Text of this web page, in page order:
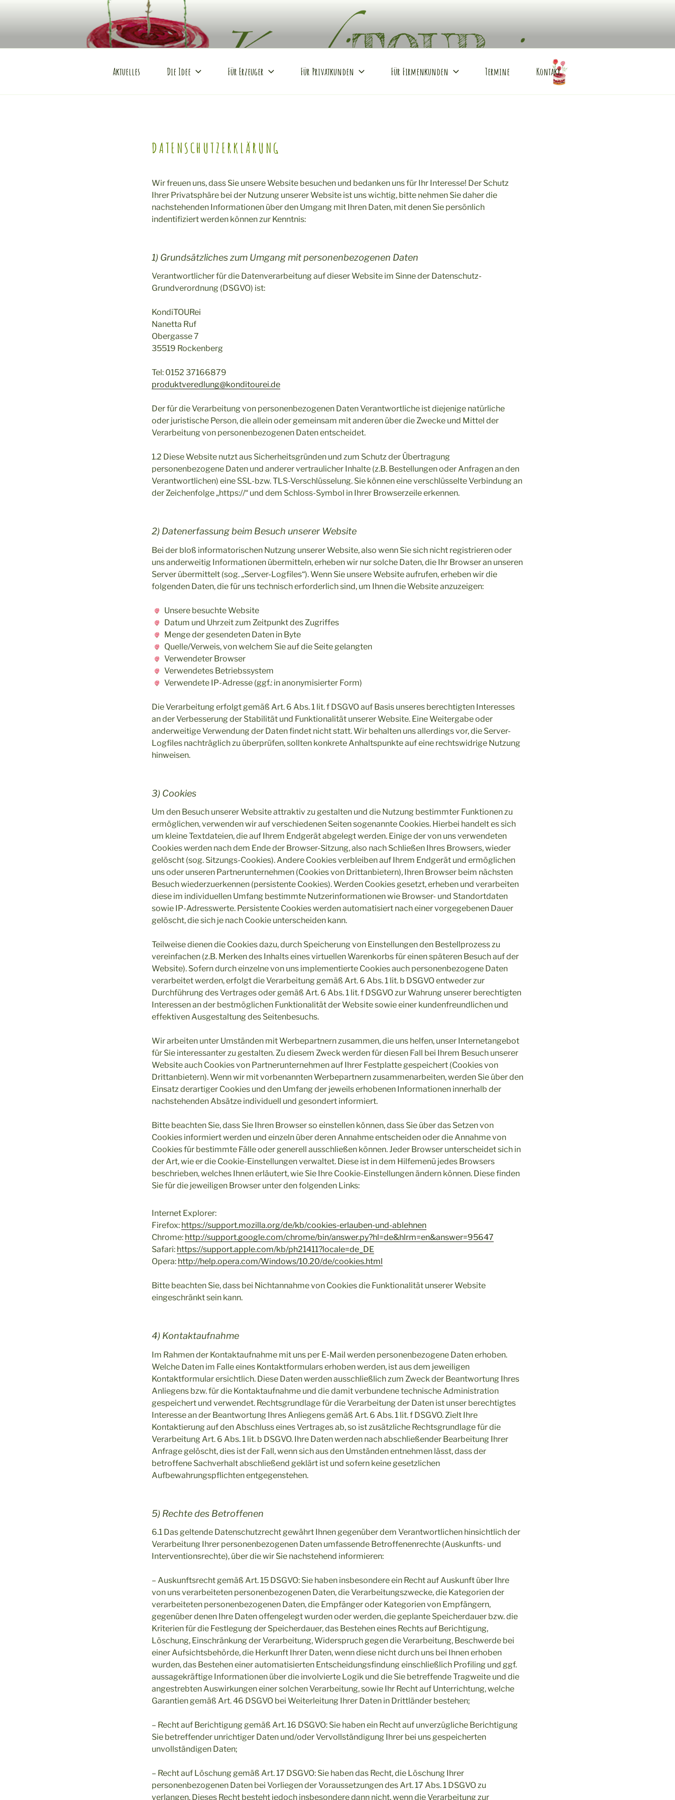
KONDITOUREI
Mobile Produktveredlung am Hof
Aktuelles Die Idee Für Erzeuger Für Privatkunden Für Firmenkunden Termine Kontakt
DATENSCHUTZERKLÄRUNG
Wir freuen uns, dass Sie unsere Website besuchen und bedanken uns für Ihr Interesse! Der Schutz
Ihrer Privatsphäre bei der Nutzung unserer Website ist uns wichtig, bitte nehmen Sie daher die
nachstehenden Informationen über den Umgang mit Ihren Daten, mit denen Sie persönlich
indentifiziert werden können zur Kenntnis:​
1) Grundsätzliches zum Umgang mit personenbezogenen Daten
Verantwortlicher für die Datenverarbeitung auf dieser Website im Sinne der Datenschutz-
Grundverordnung (DSGVO) ist:
KondiTOURei
Nanetta Ruf
Obergasse 7
35519 Rockenberg
Tel: 0152 37166879
produktveredlung@konditourei.de
Der für die Verarbeitung von personenbezogenen Daten Verantwortliche ist diejenige natürliche
oder juristische Person, die allein oder gemeinsam mit anderen über die Zwecke und Mittel der
Verarbeitung von personenbezogenen Daten entscheidet.
1.2 Diese Website nutzt aus Sicherheitsgründen und zum Schutz der Übertragung
personenbezogene Daten und anderer vertraulicher Inhalte (z.B. Bestellungen oder Anfragen an den
Verantwortlichen) eine SSL-bzw. TLS-Verschlüsselung. Sie können eine verschlüsselte Verbindung an
der Zeichenfolge „https://“ und dem Schloss-Symbol in Ihrer Browserzeile erkennen.
2) Datenerfassung beim Besuch unserer Website
Bei der bloß informatorischen Nutzung unserer Website, also wenn Sie sich nicht registrieren oder
uns anderweitig Informationen übermitteln, erheben wir nur solche Daten, die Ihr Browser an unseren
Server übermittelt (sog. „Server-Logfiles“). Wenn Sie unsere Website aufrufen, erheben wir die
folgenden Daten, die für uns technisch erforderlich sind, um Ihnen die Website anzuzeigen:
Unsere besuchte Website
Datum und Uhrzeit zum Zeitpunkt des Zugriffes
Menge der gesendeten Daten in Byte
Quelle/Verweis, von welchem Sie auf die Seite gelangten
Verwendeter Browser
Verwendetes Betriebssystem
Verwendete IP-Adresse (ggf.: in anonymisierter Form)
Die Verarbeitung erfolgt gemäß Art. 6 Abs. 1 lit. f DSGVO auf Basis unseres berechtigten Interesses
an der Verbesserung der Stabilität und Funktionalität unserer Website. Eine Weitergabe oder
anderweitige Verwendung der Daten findet nicht statt. Wir behalten uns allerdings vor, die Server-
Logfiles nachträglich zu überprüfen, sollten konkrete Anhaltspunkte auf eine rechtswidrige Nutzung
hinweisen.
3) Cookies
Um den Besuch unserer Website attraktiv zu gestalten und die Nutzung bestimmter Funktionen zu
ermöglichen, verwenden wir auf verschiedenen Seiten sogenannte Cookies. Hierbei handelt es sich
um kleine Textdateien, die auf Ihrem Endgerät abgelegt werden. Einige der von uns verwendeten
Cookies werden nach dem Ende der Browser-Sitzung, also nach Schließen Ihres Browsers, wieder
gelöscht (sog. Sitzungs-Cookies). Andere Cookies verbleiben auf Ihrem Endgerät und ermöglichen
uns oder unseren Partnerunternehmen (Cookies von Drittanbietern), Ihren Browser beim nächsten
Besuch wiederzuerkennen (persistente Cookies). Werden Cookies gesetzt, erheben und verarbeiten
diese im individuellen Umfang bestimmte Nutzerinformationen wie Browser- und Standortdaten
sowie IP-Adresswerte. Persistente Cookies werden automatisiert nach einer vorgegebenen Dauer
gelöscht, die sich je nach Cookie unterscheiden kann.
Teilweise dienen die Cookies dazu, durch Speicherung von Einstellungen den Bestellprozess zu
vereinfachen (z.B. Merken des Inhalts eines virtuellen Warenkorbs für einen späteren Besuch auf der
Website). Sofern durch einzelne von uns implementierte Cookies auch personenbezogene Daten
verarbeitet werden, erfolgt die Verarbeitung gemäß Art. 6 Abs. 1 lit. b DSGVO entweder zur
Durchführung des Vertrages oder gemäß Art. 6 Abs. 1 lit. f DSGVO zur Wahrung unserer berechtigten
Interessen an der bestmöglichen Funktionalität der Website sowie einer kundenfreundlichen und
effektiven Ausgestaltung des Seitenbesuchs.
Wir arbeiten unter Umständen mit Werbepartnern zusammen, die uns helfen, unser Internetangebot
für Sie interessanter zu gestalten. Zu diesem Zweck werden für diesen Fall bei Ihrem Besuch unserer
Website auch Cookies von Partnerunternehmen auf Ihrer Festplatte gespeichert (Cookies von
Drittanbietern). Wenn wir mit vorbenannten Werbepartnern zusammenarbeiten, werden Sie über den
Einsatz derartiger Cookies und den Umfang der jeweils erhobenen Informationen innerhalb der
nachstehenden Absätze individuell und gesondert informiert.
Bitte beachten Sie, dass Sie Ihren Browser so einstellen können, dass Sie über das Setzen von
Cookies informiert werden und einzeln über deren Annahme entscheiden oder die Annahme von
Cookies für bestimmte Fälle oder generell ausschließen können. Jeder Browser unterscheidet sich in
der Art, wie er die Cookie-Einstellungen verwaltet. Diese ist in dem Hilfemenü jedes Browsers
beschrieben, welches Ihnen erläutert, wie Sie Ihre Cookie-Einstellungen ändern können. Diese finden
Sie für die jeweiligen Browser unter den folgenden Links:
Internet Explorer:
Firefox: https://support.mozilla.org/de/kb/cookies-erlauben-und-ablehnen
Chrome: http://support.google.com/chrome/bin/answer.py?hl=de&hlrm=en&answer=95647
Safari: https://support.apple.com/kb/ph21411?locale=de_DE
Opera: http://help.opera.com/Windows/10.20/de/cookies.html
Bitte beachten Sie, dass bei Nichtannahme von Cookies die Funktionalität unserer Website
eingeschränkt sein kann.
4) Kontaktaufnahme
Im Rahmen der Kontaktaufnahme mit uns per E-Mail werden personenbezogene Daten erhoben.
Welche Daten im Falle eines Kontaktformulars erhoben werden, ist aus dem jeweiligen
Kontaktformular ersichtlich. Diese Daten werden ausschließlich zum Zweck der Beantwortung Ihres
Anliegens bzw. für die Kontaktaufnahme und die damit verbundene technische Administration
gespeichert und verwendet. Rechtsgrundlage für die Verarbeitung der Daten ist unser berechtigtes
Interesse an der Beantwortung Ihres Anliegens gemäß Art. 6 Abs. 1 lit. f DSGVO. Zielt Ihre
Kontaktierung auf den Abschluss eines Vertrages ab, so ist zusätzliche Rechtsgrundlage für die
Verarbeitung Art. 6 Abs. 1 lit. b DSGVO. Ihre Daten werden nach abschließender Bearbeitung Ihrer
Anfrage gelöscht, dies ist der Fall, wenn sich aus den Umständen entnehmen lässt, dass der
betroffene Sachverhalt abschließend geklärt ist und sofern keine gesetzlichen
Aufbewahrungspflichten entgegenstehen.
5) Rechte des Betroffenen
6.1 Das geltende Datenschutzrecht gewährt Ihnen gegenüber dem Verantwortlichen hinsichtlich der
Verarbeitung Ihrer personenbezogenen Daten umfassende Betroffenenrechte (Auskunfts- und
Interventionsrechte), über die wir Sie nachstehend informieren:
– Auskunftsrecht gemäß Art. 15 DSGVO: Sie haben insbesondere ein Recht auf Auskunft über Ihre
von uns verarbeiteten personenbezogenen Daten, die Verarbeitungszwecke, die Kategorien der
verarbeiteten personenbezogenen Daten, die Empfänger oder Kategorien von Empfängern,
gegenüber denen Ihre Daten offengelegt wurden oder werden, die geplante Speicherdauer bzw. die
Kriterien für die Festlegung der Speicherdauer, das Bestehen eines Rechts auf Berichtigung,
Löschung, Einschränkung der Verarbeitung, Widerspruch gegen die Verarbeitung, Beschwerde bei
einer Aufsichtsbehörde, die Herkunft Ihrer Daten, wenn diese nicht durch uns bei Ihnen erhoben
wurden, das Bestehen einer automatisierten Entscheidungsfindung einschließlich Profiling und ggf.
aussagekräftige Informationen über die involvierte Logik und die Sie betreffende Tragweite und die
angestrebten Auswirkungen einer solchen Verarbeitung, sowie Ihr Recht auf Unterrichtung, welche
Garantien gemäß Art. 46 DSGVO bei Weiterleitung Ihrer Daten in Drittländer bestehen;
– Recht auf Berichtigung gemäß Art. 16 DSGVO: Sie haben ein Recht auf unverzügliche Berichtigung
Sie betreffender unrichtiger Daten und/oder Vervollständigung Ihrer bei uns gespeicherten
unvollständigen Daten;
– Recht auf Löschung gemäß Art. 17 DSGVO: Sie haben das Recht, die Löschung Ihrer
personenbezogenen Daten bei Vorliegen der Voraussetzungen des Art. 17 Abs. 1 DSGVO zu
verlangen. Dieses Recht besteht jedoch insbesondere dann nicht, wenn die Verarbeitung zur